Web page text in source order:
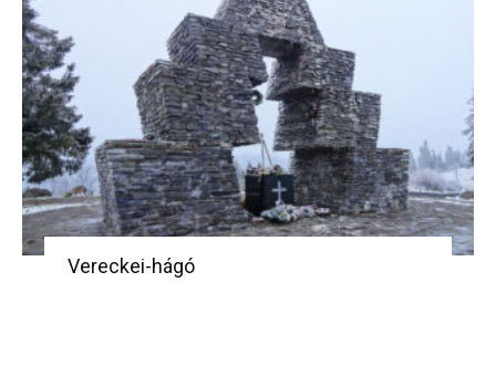
Vereckei-hágó